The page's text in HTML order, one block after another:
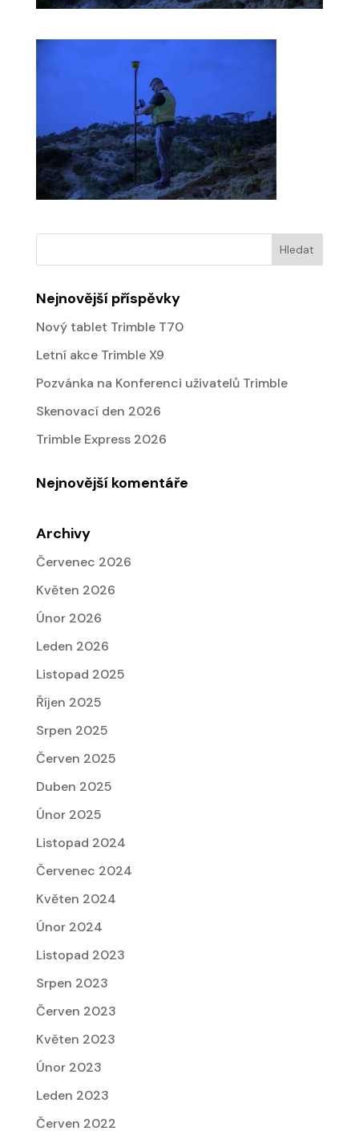
Nejnovější příspěvky
Nový tablet Trimble T70
Letní akce Trimble X9
Pozvánka na Konferenci uživatelů Trimble
Skenovací den 2026
Trimble Express 2026
Nejnovější komentáře
Archivy
Červenec 2026
Květen 2026
Únor 2026
Leden 2026
Listopad 2025
Říjen 2025
Srpen 2025
Červen 2025
Duben 2025
Únor 2025
Listopad 2024
Červenec 2024
Květen 2024
Únor 2024
Listopad 2023
Srpen 2023
Červen 2023
Květen 2023
Únor 2023
Leden 2023
Červen 2022